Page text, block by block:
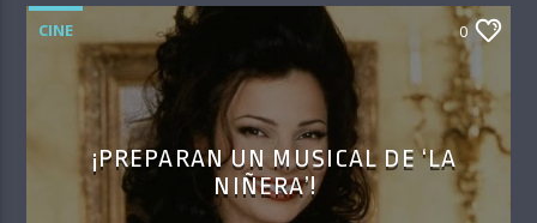
CINE 0
¡PREPARAN UN MUSICAL DE ‘LA
NIÑERA’!